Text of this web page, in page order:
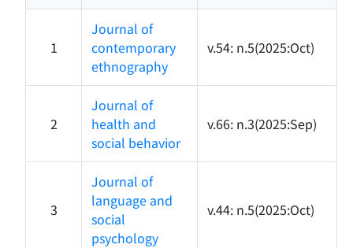
1
Journal of
contemporary
ethnography
v.54: n.5(2025:Oct)
2
Journal of
health and
social behavior
v.66: n.3(2025:Sep)
3
Journal of
language and
social
psychology
v.44: n.5(2025:Oct)